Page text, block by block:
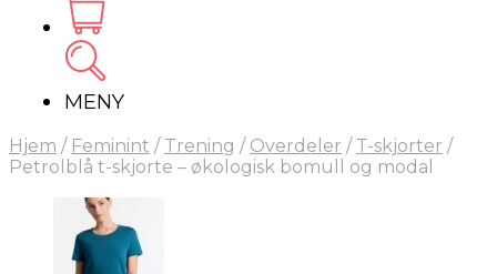
MENY
Hjem / Feminint / Trening / Overdeler / T-skjorter /
Petrolblå t-skjorte – økologisk bomull og modal